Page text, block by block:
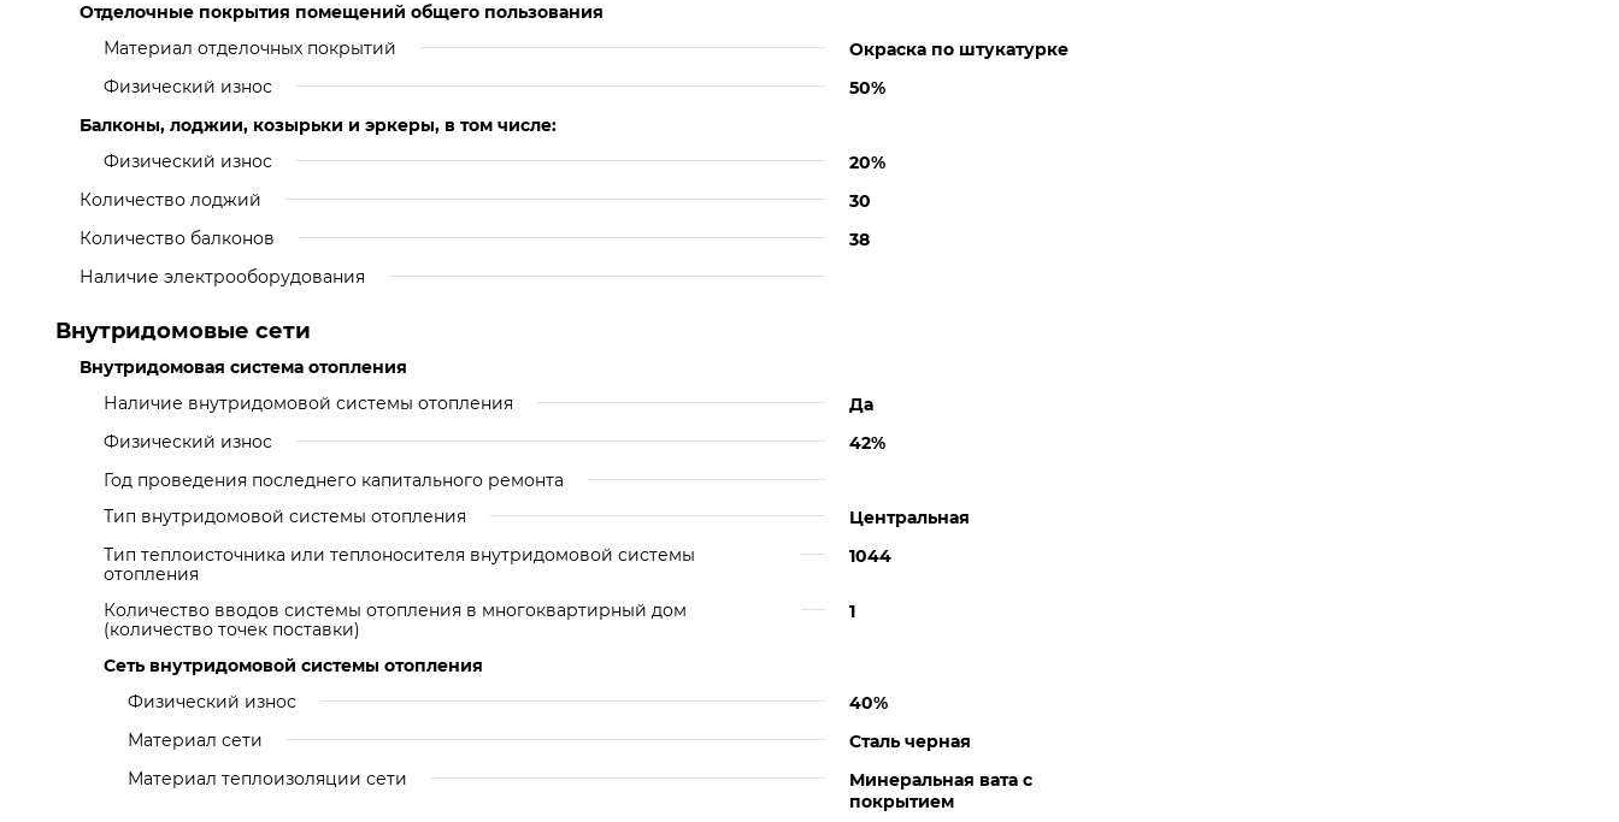
Отделочные покрытия помещений общего пользования
Материал отделочных покрытий
Окраска по штукатурке
Физический износ
50%
Балконы, лоджии, козырьки и эркеры, в том числе:
Физический износ
20%
Количество лоджий
30
Количество балконов
38
Наличие электрооборудования
Внутридомовые сети
Внутридомовая система отопления
Наличие внутридомовой системы отопления
Да
Физический износ
42%
Год проведения последнего капитального ремонта
Тип внутридомовой системы отопления
Центральная
Тип теплоисточника или теплоносителя внутридомовой системы
отопления
1044
Количество вводов системы отопления в многоквартирный дом
(количество точек поставки)
1
Сеть внутридомовой системы отопления
Физический износ
40%
Материал сети
Сталь черная
Материал теплоизоляции сети
Минеральная вата с
покрытием